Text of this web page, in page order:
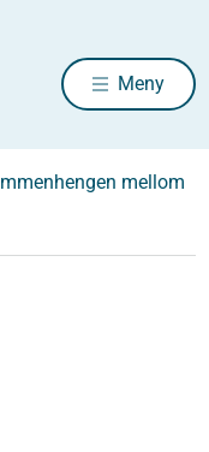
Meny
mellom